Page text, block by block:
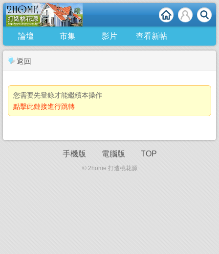
論壇 市集 影片 查看新帖
返回
您需要先登錄才能繼續本操作
點擊此鏈接進行跳轉
手機版 電腦版 TOP
© 2home 打造桃花源